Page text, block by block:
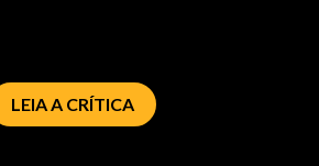
LEIA A CRÍTICA